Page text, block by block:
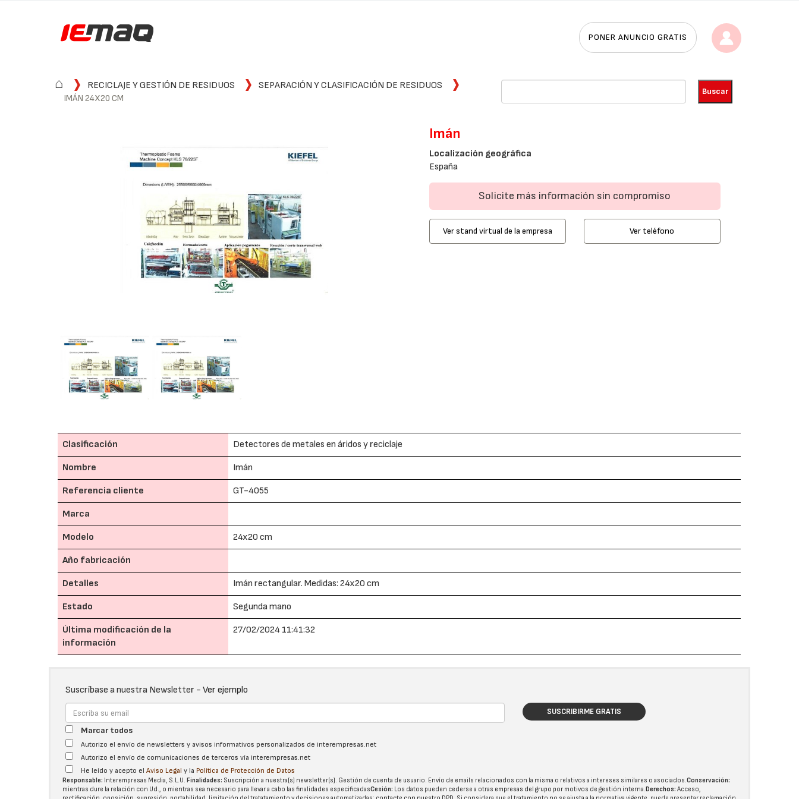
PONER ANUNCIO GRATIS
⌂ RECICLAJE Y GESTIÓN DE RESIDUOS
SEPARACIÓN Y CLASIFICACIÓN DE RESIDUOS
IMÁN 24X20 CM
Imán
Localización geográfica
España
Solicite más información sin compromiso
Ver stand virtual de la empresa Ver teléfono
Clasificación Detectores de metales en áridos y reciclaje
Nombre Imán
Referencia cliente GT-4055
Marca
Modelo 24x20 cm
Año fabricación
Detalles Imán rectangular. Medidas: 24x20 cm
Estado Segunda mano
Última modificación de la
información
27/02/2024 11:41:32
Suscríbase a nuestra Newsletter -Ver ejemplo
SUSCRIBIRME GRATIS
Marcar todos
Autorizo el envío de newsletters y avisos informativos personalizados de interempresas.net
Autorizo el envío de comunicaciones de terceros vía interempresas.net
He leído y acepto elAviso Legal y la Política de Protección de Datos
Responsable: Interempresas Media, S.L.U.Finalidades: Suscripción a nuestra(s) newsletter(s). Gestión de cuenta de usuario. Envío de emails relacionados con la misma o relativos a intereses similares o asociados.Conservación:
mientras dure la relación con Ud., o mientras sea necesario para llevar a cabo las finalidades especificadasCesión: Los datos pueden cederse a otras empresas del grupo por motivos de gestión interna.Derechos: Acceso,